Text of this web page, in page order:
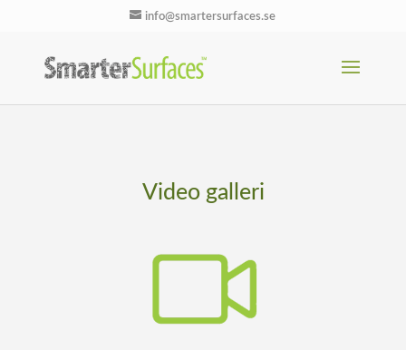
info@smartersurfaces.se
Video galleri